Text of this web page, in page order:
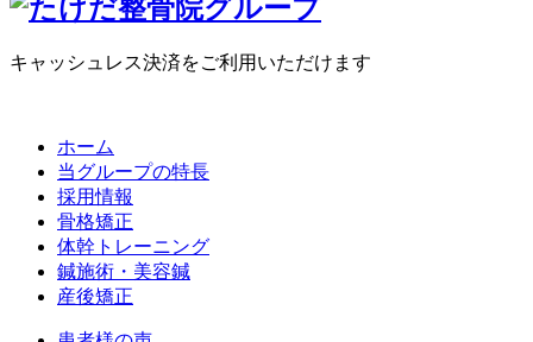
キャッシュレス決済をご利用いただけます
ホーム
当グループの特長
採用情報
骨格矯正
体幹トレーニング
鍼施術・美容鍼
産後矯正